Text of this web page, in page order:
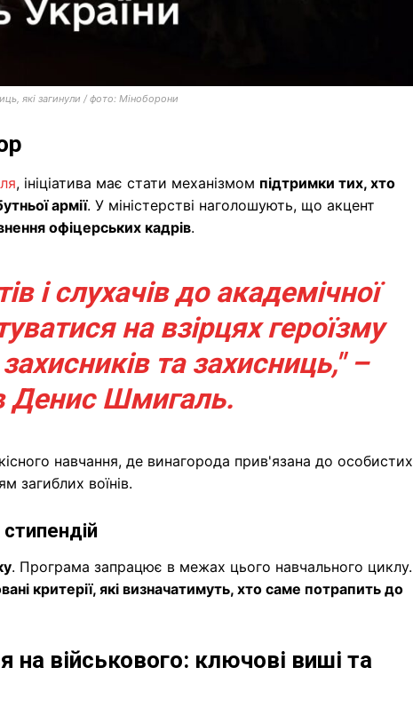
які загинули / фото: Міноборони
, ініціатива має стати механізмом підтримки тих, хто
армії. У міністерстві наголошують, що акцент
офіцерських кадрів.
і слухачів до академічної
на взірцях героїзму
та захисниць," –
Денис Шмигаль.
навчання, де винагорода прив'язана до особистих
загиблих воїнів.
. Програма запрацює в межах цього навчального циклу.
критерії, які визначатимуть, хто саме потрапить до
на військового: ключові виші та